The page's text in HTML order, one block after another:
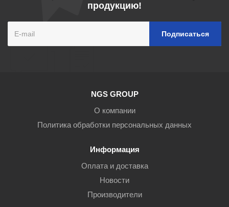
продукцию!
NGS GROUP
О компании
Политика обработки персональных данных
Информация
Оплата и доставка
Новости
Производители